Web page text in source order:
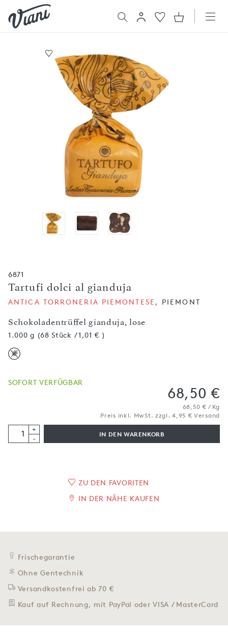
6871
Tartufi dolci al gianduja
Schokoladentrüffel gianduja, lose
ANTICA TORRONERIA PIEMONTESE , PIEMONT
1.000 g (68 Stück / 1,01 € )
SOFORT VERFÜGBAR
68,50 €
68,50 € / Kg
Preis inkl. MwSt. zzgl. 4,95 € Versand
+
-
IN DEN WARENKORB
ZU DEN FAVORITEN
IN DER NÄHE KAUFEN
Frischegarantie
Ohne Gentechnik
Versandkostenfrei ab 70 €
Kauf auf Rechnung, mit PayPal oder VISA / MasterCard